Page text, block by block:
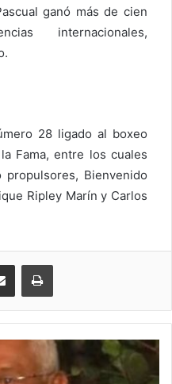
ganó más de cien
internacionales,
28 ligado al boxeo
Fama, entre los cuales
Bienvenido
Ripley Marín y Carlos
Compartir via Email Imprimi